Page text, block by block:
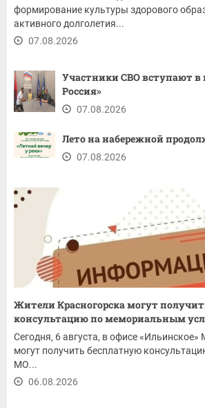
формирование культуры здорового
активного долголетия...
07.08.2026
Участники СВО вступают в
Россия»
07.08.2026
Лето на набережной
07.08.2026
Жители Красногорска могут
консультацию по мемориальным
Сегодня, 6 августа, в офисе
могут получить бесплатную
МО...
06.08.2026